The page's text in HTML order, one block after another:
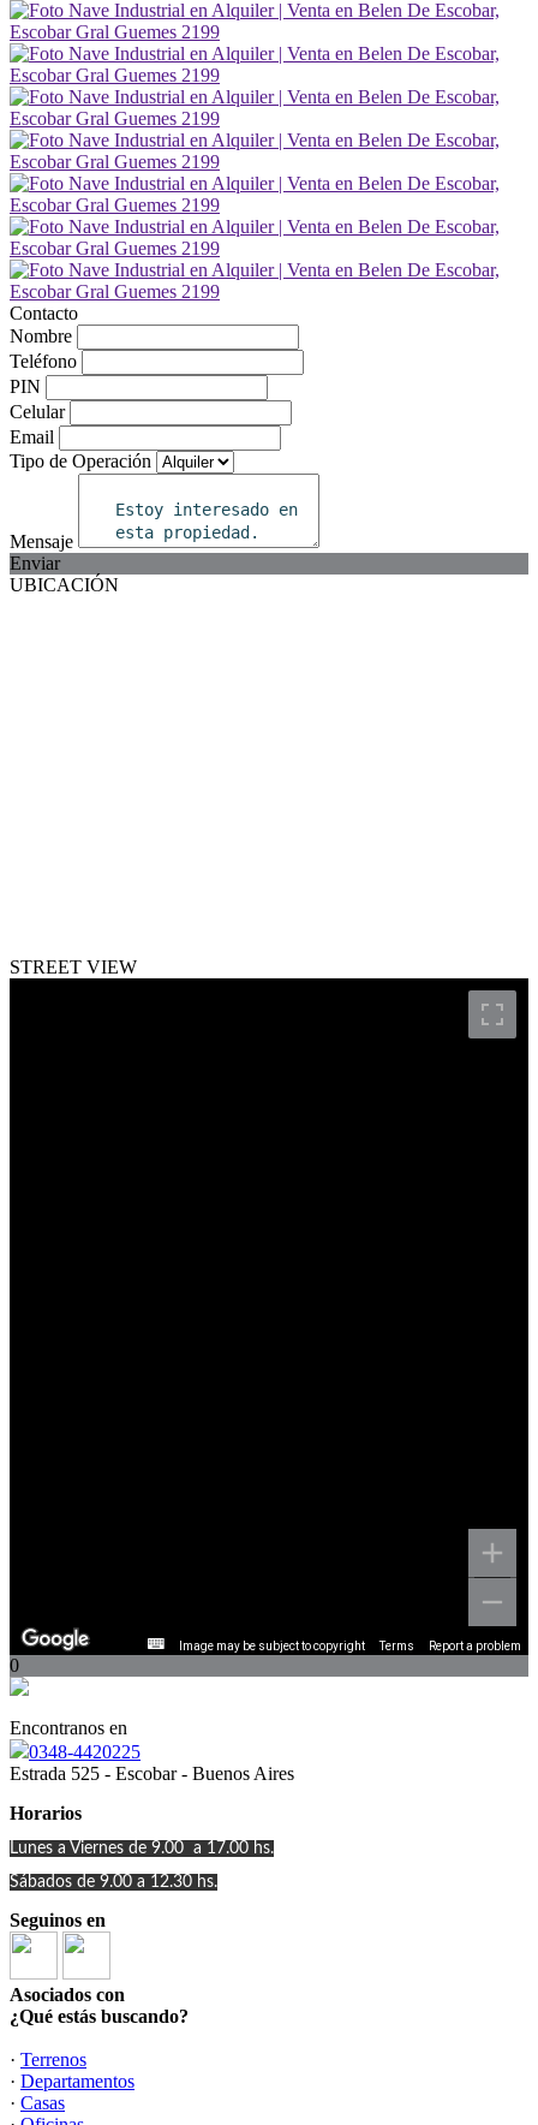
Contacto
Nombre
Teléfono
PIN
Celular
Email
Tipo de Operación
Mensaje
Enviar
UBICACIÓN
STREET VIEW
Image may be subject to copyright Terms Report a problem
0
Encontranos en
0348-4420225
Estrada 525 - Escobar - Buenos Aires
Horarios
Lunes a Viernes de 9.00 a 17.00 hs.
Sábados de 9.00 a 12.30 hs.
Seguinos en
Asociados con
¿Qué estás buscando?
· Terrenos
· Departamentos
· Casas